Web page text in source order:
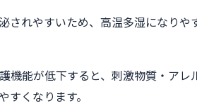
されやすいため、高温多湿になりや
機能が低下すると、刺激物質・アレ
くなります。